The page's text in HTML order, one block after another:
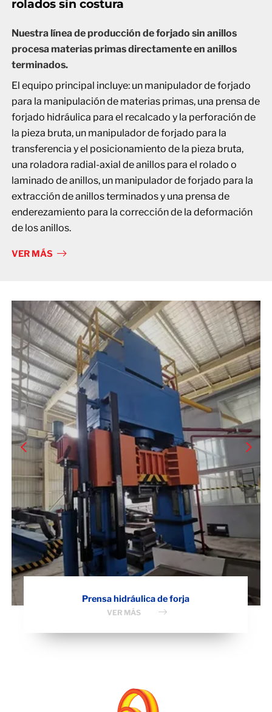
rolados sin costura
Nuestra línea de producción de forjado sin anillos
procesa materias primas directamente en anillos
terminados.
El equipo principal incluye: un manipulador de forjado
para la manipulación de materias primas, una prensa de
forjado hidráulica para el recalcado y la perforación de
la pieza bruta, un manipulador de forjado para la
transferencia y el posicionamiento de la pieza bruta,
una roladora radial-axial de anillos para el rolado o
laminado de anillos, un manipulador de forjado para la
extracción de anillos terminados y una prensa de
enderezamiento para la corrección de la deformación
de los anillos.
VER MÁS
Prensa hidráulica de forja
VER MÁS